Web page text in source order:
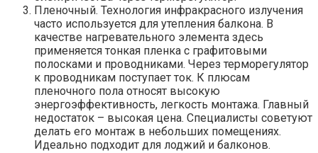
Пленочный. Технология инфракрасного излучения
часто используется для утепления балкона. В
качестве нагревательного элемента здесь
применяется тонкая пленка с графитовыми
полосками и проводниками. Через терморегулятор
к проводникам поступает ток. К плюсам
пленочного пола относят высокую
энергоэффективность, легкость монтажа. Главный
недостаток – высокая цена. Специалисты советуют
делать его монтаж в небольших помещениях.
Идеально подходит для лоджий и балконов.